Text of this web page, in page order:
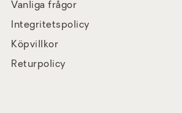
Vanliga frågor
Integritetspolicy
Köpvillkor
Returpolicy